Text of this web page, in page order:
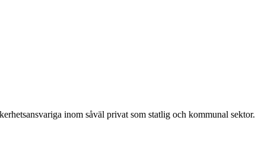
inom såväl privat som statlig och kommunal sektor.